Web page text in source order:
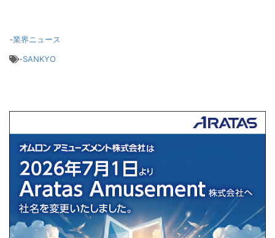
-業界ニュース
-SANKYO